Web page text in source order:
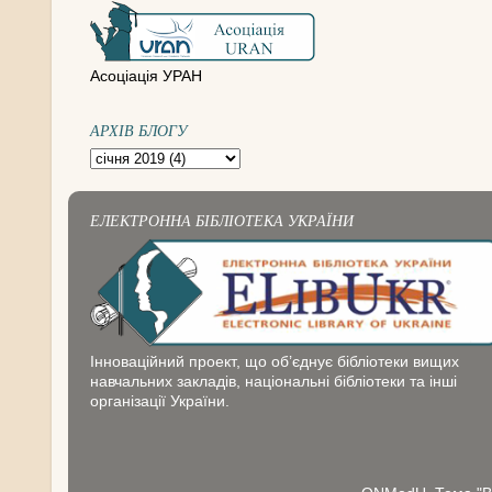
Асоціація УРАН
АРХІВ БЛОГУ
ЕЛЕКТРОННА БІБЛІОТЕКА УКРАЇНИ
Інноваційний проект, що об’єднує бібліотеки вищих
навчальних закладів, національні бібліотеки та інші
організації України.